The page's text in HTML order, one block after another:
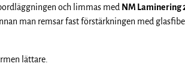
och limmas med NM Laminering
man remsar fast förstärkningen med
lättare.